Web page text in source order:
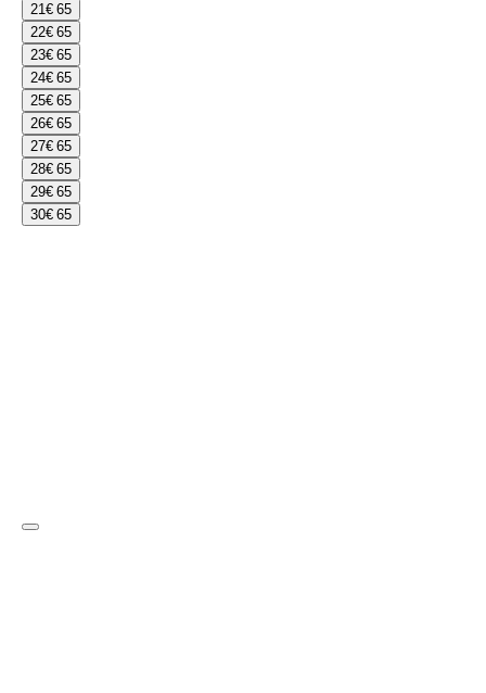
21€ 65
22€ 65
23€ 65
24€ 65
25€ 65
26€ 65
27€ 65
28€ 65
29€ 65
30€ 65